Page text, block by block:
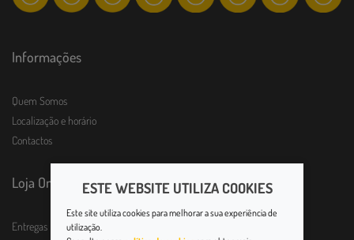
Informações
Quem Somos
Localização e horário
Contactos
Loja Online
Entregas
ESTE WEBSITE UTILIZA COOKIES
Este site utiliza cookies para melhorar a sua experiência de
utilização.